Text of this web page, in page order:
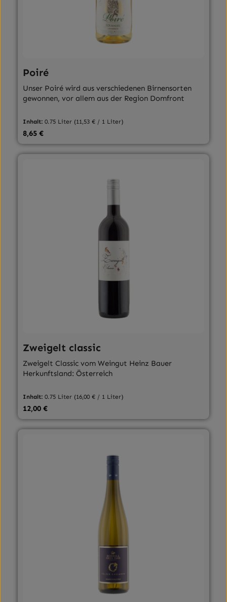
Poiré
Unser Poiré wird aus verschiedenen Birnensorten
gewonnen, vor allem aus der Region Domfront
Inhalt:0.75 Liter (11,53 € / 1 Liter)
Regulärer Preis:
8,65 €
Zweigelt classic
Zweigelt Classic vom Weingut Heinz Bauer
Herkunftsland: Österreich
Inhalt:0.75 Liter (16,00 € / 1 Liter)
Regulärer Preis:
12,00 €